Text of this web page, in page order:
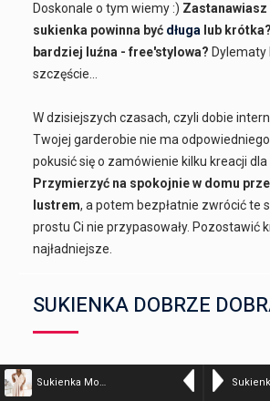
Sukienka Model Scarlett 348-7 Beige – Numoco
Doskonale o tym wiemy :)
sukienka powinna być długa lub krótka?
bardziej luźna - free'stylowa? Dylematy
szczęście...
W dzisiejszych czasach, czyli dobie
Twojej garderobie nie ma
pokusić się o zamówienie kilku kreacji dla
Przymierzyć na spokojnie w domu
lustrem, a potem bezpłatnie zwrócić te
prostu Ci nie przypasowały. Pozostawić
najładniejsze.
SUKIENKA DOBRZE
Nie tylko wesela czy inne uroczystości -
kreacja, która podkreśla Twoje atuty i